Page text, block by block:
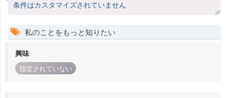
条件はカスタマイズされていません
私のことをもっと知りたい
興味
指定されていない